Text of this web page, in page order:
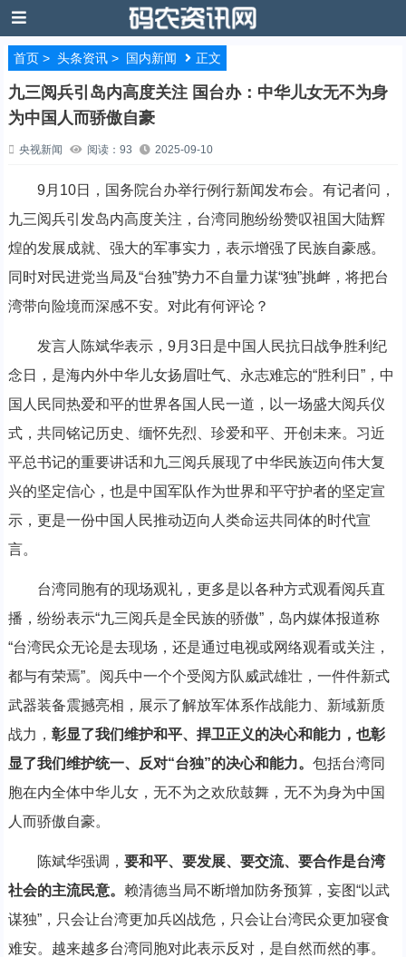
首页> 头条资讯> 国内新闻 正文
九三阅兵引岛内高度关注 国台办：中华儿女无不为身
为中国人而骄傲自豪
央视新闻 阅读：93 2025-09-10
9月10日，国务院台办举行例行新闻发布会。有记者问，
九三阅兵引发岛内高度关注，台湾同胞纷纷赞叹祖国大陆辉
煌的发展成就、强大的军事实力，表示增强了民族自豪感。
同时对民进党当局及“台独”势力不自量力谋“独”挑衅，将把台
湾带向险境而深感不安。对此有何评论？
发言人陈斌华表示，9月3日是中国人民抗日战争胜利纪
念日，是海内外中华儿女扬眉吐气、永志难忘的“胜利日”，中
国人民同热爱和平的世界各国人民一道，以一场盛大阅兵仪
式，共同铭记历史、缅怀先烈、珍爱和平、开创未来。习近
平总书记的重要讲话和九三阅兵展现了中华民族迈向伟大复
兴的坚定信心，也是中国军队作为世界和平守护者的坚定宣
示，更是一份中国人民推动迈向人类命运共同体的时代宣
言。
台湾同胞有的现场观礼，更多是以各种方式观看阅兵直
播，纷纷表示“九三阅兵是全民族的骄傲”，岛内媒体报道称
“台湾民众无论是去现场，还是通过电视或网络观看或关注，
都与有荣焉”。阅兵中一个个受阅方队威武雄壮，一件件新式
武器装备震撼亮相，展示了解放军体系作战能力、新域新质
战力， 彰显了我们维护和平、捍卫正义的决心和能力，也彰
显了我们维护统一、反对“台独”的决心和能力。 包括台湾同
胞在内全体中华儿女，无不为之欢欣鼓舞，无不为身为中国
人而骄傲自豪。
陈斌华强调， 要和平、要发展、要交流、要合作是台湾
社会的主流民意。 赖清德当局不断增加防务预算，妄图“以武
谋独”，只会让台湾更加兵凶战危，只会让台湾民众更加寝食
难安。越来越多台湾同胞对此表示反对，是自然而然的事。